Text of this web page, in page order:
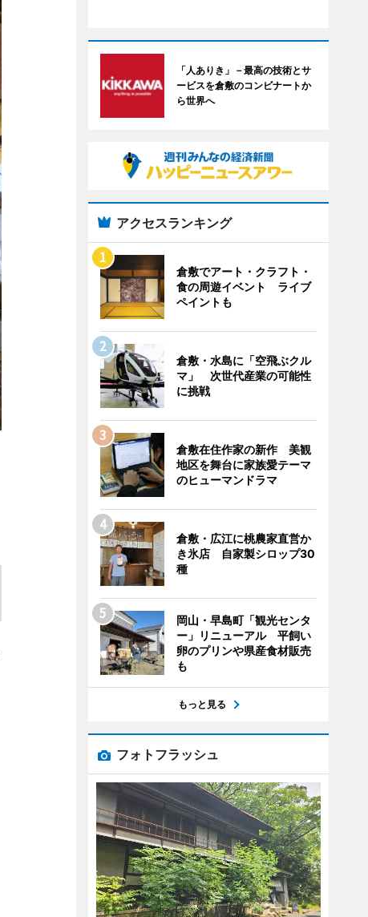
「人ありき」－最高の技術とサ
ービスを倉敷のコンビナートか
ら世界へ
アクセスランキング
倉敷でアート・クラフト・
食の周遊イベント ライブ
ペイントも
倉敷・水島に「空飛ぶクル
マ」 次世代産業の可能性
に挑戦
倉敷在住作家の新作 美観
地区を舞台に家族愛テーマ
のヒューマンドラマ
倉敷・広江に桃農家直営か
き氷店 自家製シロップ30
種
岡山・早島町「観光センタ
ー」リニューアル 平飼い
卵のプリンや県産食材販売
も
もっと見る
フォトフラッシュ